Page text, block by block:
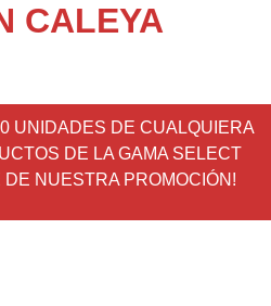
CALEYA
UNIDADES DE CUALQUIERA
DE LA GAMA SELECT
NUESTRA PROMOCIÓN!